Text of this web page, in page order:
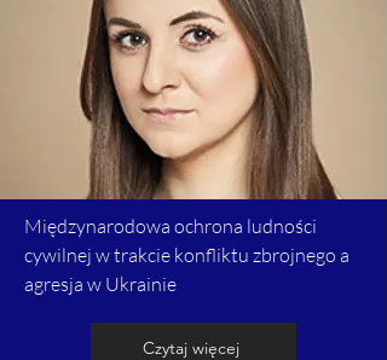
Międzynarodowa ochrona ludności
cywilnej w trakcie konfliktu zbrojnego a
agresja w Ukrainie
Czytaj więcej